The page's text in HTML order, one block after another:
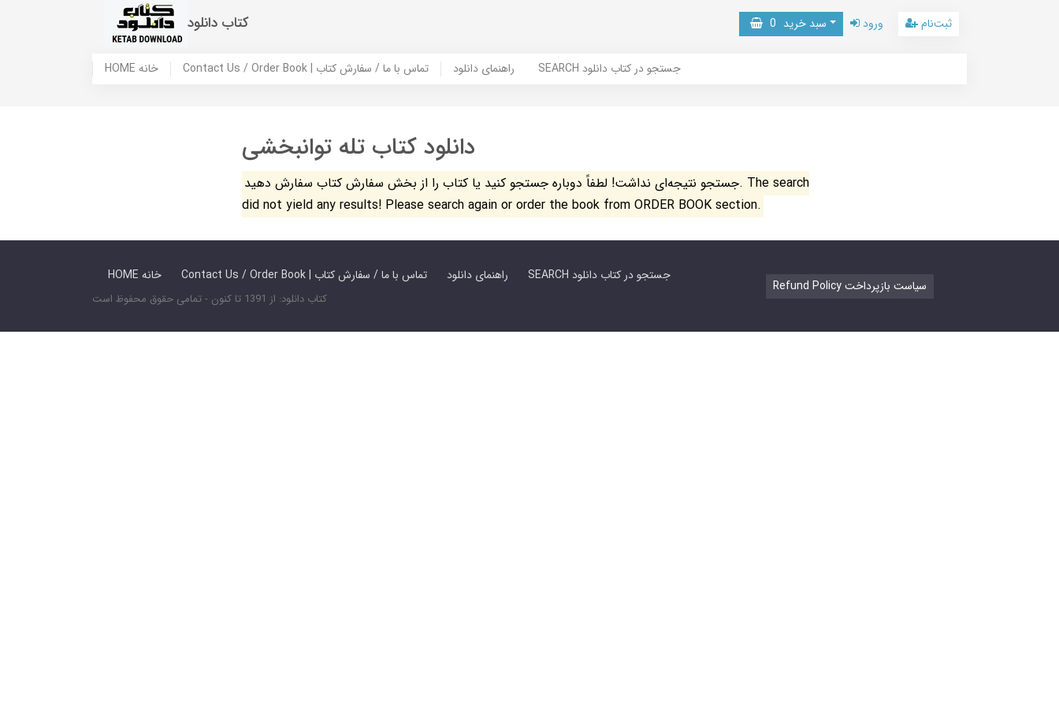
کتاب دانلود سبد خرید 0 ورود ثبت‌نام
HOME خانه Contact Us / Order Book | تماس با ما / سفارش کتاب راهنمای دانلود SEARCH جستجو در کتاب دانلود
دانلود کتاب تله توانبخشی
جستجو نتیجه‌ای نداشت! لطفاً دوباره جستجو کنید یا کتاب را از بخش سفارش کتاب سفارش دهید. The search
did not yield any results! Please search again or order the book from ORDER BOOK section.
HOME خانه Contact Us / Order Book | تماس با ما / سفارش کتاب راهنمای دانلود SEARCH جستجو در کتاب دانلود
کتاب دانلود: از 1391 تا کنون - تمامی حقوق محفوظ است
Refund Policy سیاست بازپرداخت